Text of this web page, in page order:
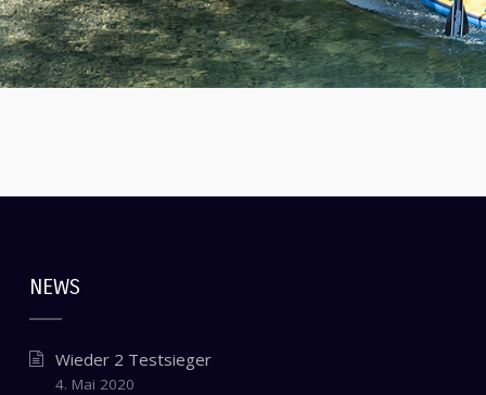
NEWS
Wieder 2 Testsieger
4. Mai 2020